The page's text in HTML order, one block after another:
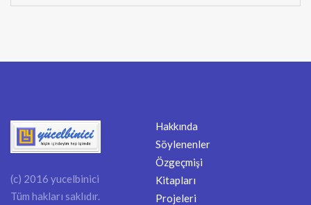
(c) 2016 yucelbinici
Tüm hakları saklıdır.
Hakkında
Söylenenler
Özgeçmişi
Kitapları
Projeleri